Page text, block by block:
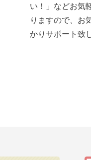
い！」などお気
りますので、お
かりサポート致